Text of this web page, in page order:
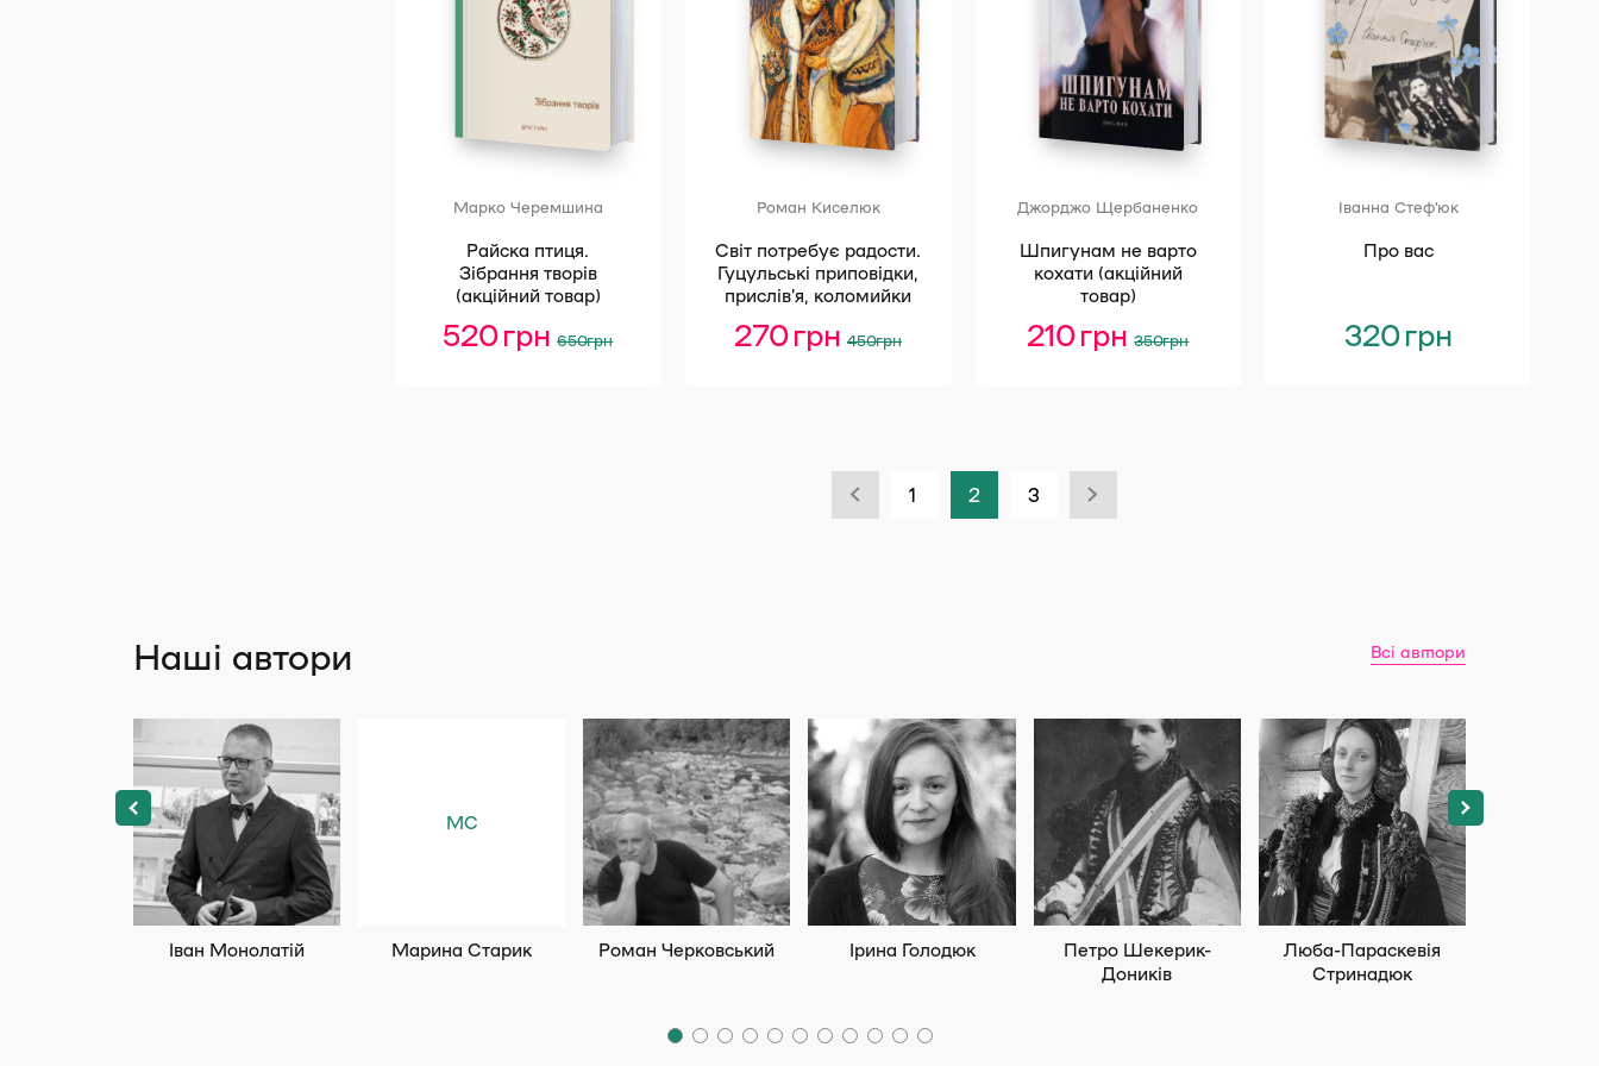
Райска птиця.
Зібрання творів
(акційний товар)
650грн
Оригінальна
ціна:
520грнПоточна
ціна:
Марко Черемшина
Світ потребує радости.
Гуцульські приповідки,
прислів’я, коломийки
450грн
Оригінальна
ціна:
270грнПоточна
ціна:
Роман Киселюк
Шпигунам не варто
кохати (акційний
товар)
350грн
Оригінальна
ціна:
210грнПоточна
ціна:
Джорджо Щербаненко
Про вас
320грн
Іванна Стеф’юк
1 2 3
Наші автори Всі автори
Іван Монолатій
МС
Марина Старик Роман Черковський Ірина Голодюк
Петро Шекерик-
Доників
Люба-Параскевія
Стринадюк